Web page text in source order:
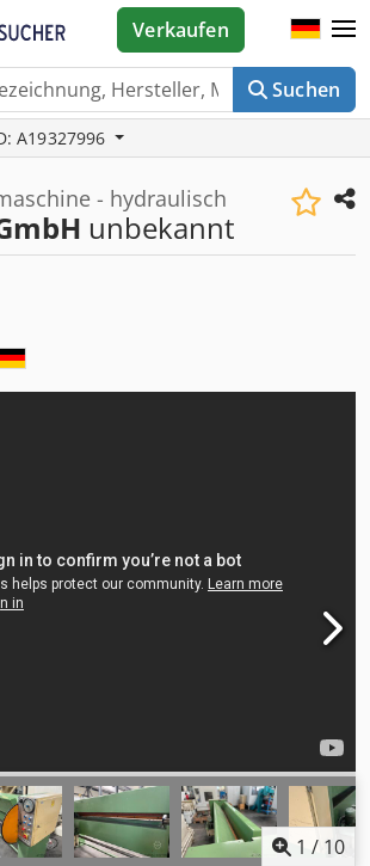
Suchen
Verkaufen
A19327996
- hydraulisch
unbekannt
1 / 10